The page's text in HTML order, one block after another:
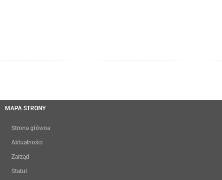
MAPA STRONY
Strona główna
Aktualności
Zarząd
Statut